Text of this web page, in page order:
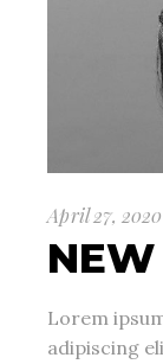
April 27, 2020
Lorem
adipiscing